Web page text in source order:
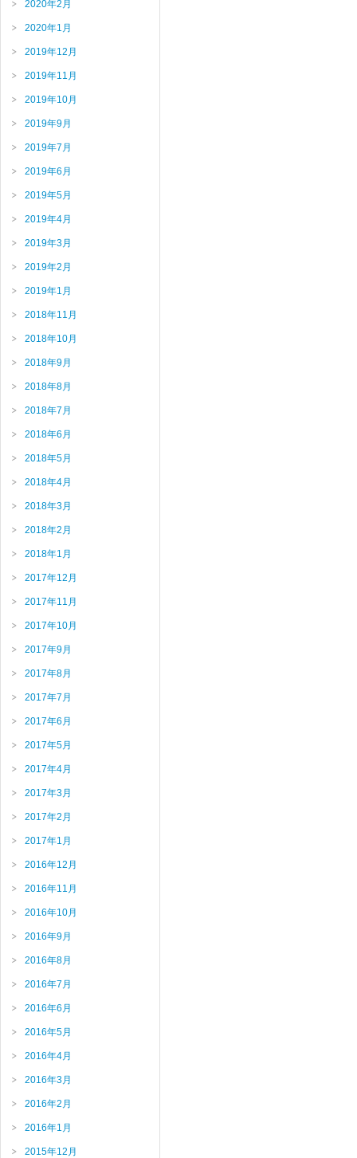
2020年2月
2020年1月
2019年12月
2019年11月
2019年10月
2019年9月
2019年7月
2019年6月
2019年5月
2019年4月
2019年3月
2019年2月
2019年1月
2018年11月
2018年10月
2018年9月
2018年8月
2018年7月
2018年6月
2018年5月
2018年4月
2018年3月
2018年2月
2018年1月
2017年12月
2017年11月
2017年10月
2017年9月
2017年8月
2017年7月
2017年6月
2017年5月
2017年4月
2017年3月
2017年2月
2017年1月
2016年12月
2016年11月
2016年10月
2016年9月
2016年8月
2016年7月
2016年6月
2016年5月
2016年4月
2016年3月
2016年2月
2016年1月
2015年12月